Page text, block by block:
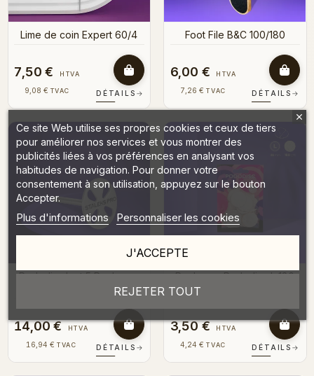
Lime de coin Expert 60/4
7,50 € HTVA
9,08 € TVAC DÉTAILS →
Foot File B&C 100/180
6,00 € HTVA
7,26 € TVAC DÉTAILS →
Pododisc L et 5 Recharge
grain 180 (25 mm)
14,00 € HTVA
16,94 € TVAC DÉTAILS →
Recharge Pododisc L 180
Grain (50 pièces)
3,50 € HTVA
4,24 € TVAC DÉTAILS →
Ce site Web utilise ses propres cookies et ceux de tiers
pour améliorer nos services et vous montrer des
publicités liées à vos préférences en analysant vos
habitudes de navigation. Pour donner votre
consentement à son utilisation, appuyez sur le bouton
Accepter.
Plus d'informations Personnaliser les cookies
REJETER TOUT
J'ACCEPTE